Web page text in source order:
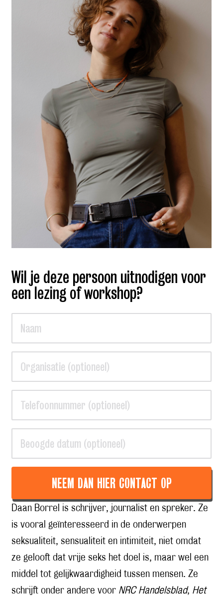
Wil je deze persoon uitnodigen voor
een lezing of workshop?
NEEM DAN HIER CONTACT OP
Daan Borrel is schrijver, journalist en spreker. Ze
is vooral geïnteresseerd in de onderwerpen
seksualiteit, sensualiteit en intimiteit, niet omdat
ze gelooft dat vrije seks het doel is, maar wel een
middel tot gelijkwaardigheid tussen mensen. Ze
schrijft onder andere voor NRC Handelsblad, Het